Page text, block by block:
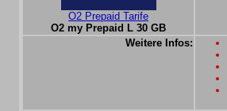
O2 Prepaid Tarife
O2 my Prepaid L 30 GB
Weitere Infos: